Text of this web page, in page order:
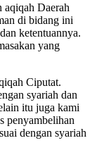
aqiqah Daerah
di bidang ini
ketentuannya.
yang
Ciputat.
syariah dan
itu juga kami
penyambelihan
dengan syariah